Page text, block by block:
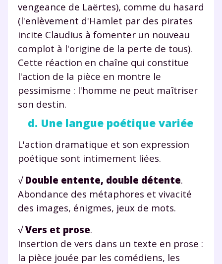
vengeance de Laërtes), comme du hasard
(l'enlèvement d'Hamlet par des pirates
incite Claudius à fomenter un nouveau
complot à l'origine de la perte de tous).
Cette réaction en chaîne qui constitue
l'action de la pièce en montre le
pessimisme : l'homme ne peut maîtriser
son destin.
d. Une langue poétique variée
L'action dramatique et son expression
poétique sont intimement liées.
√ Double entente, double détente.
Abondance des métaphores et vivacité
des images, énigmes, jeux de mots.
√Vers et prose.
Insertion de vers dans un texte en prose :
la pièce jouée par les comédiens, les
Testez gratuitement
pendant 24h notre
plateforme de soutien
corrigés,podcasts de révisions
Unespace dédié aux parents
Tout le programme scolaire du CP à
la Terminale
Des profs expérimentés disponibles
vidéo